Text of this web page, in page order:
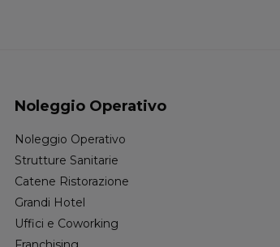
Noleggio Operativo
Noleggio Operativo
Strutture Sanitarie
Catene Ristorazione
Grandi Hotel
Uffici e Coworking